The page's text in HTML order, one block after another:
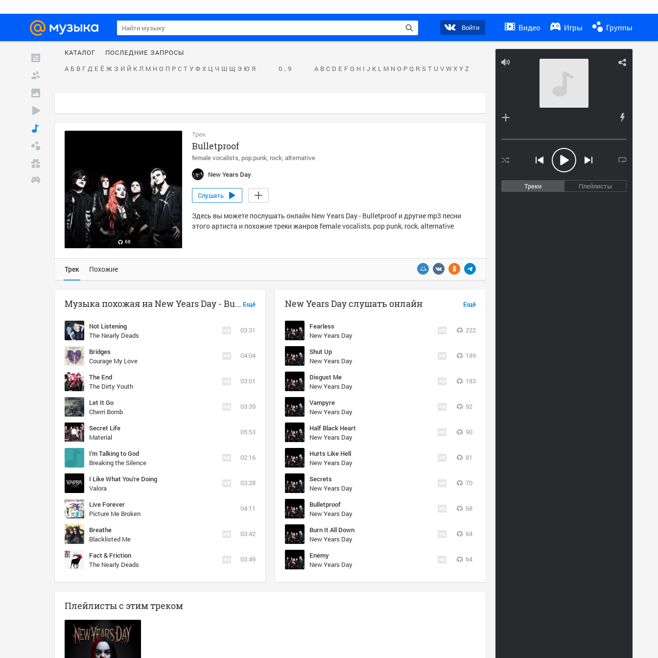
Войти Видео Игры Группы
Треки Плейлисты
КАТАЛОГ
ПОСЛЕДНИЕ ЗАПРОСЫ
А Б В Г Д Е Ё Ж З И Й К Л М Н О П Р С Т У Ф Х Ц Ч Ш Щ Э Ю Я 0 .. 9 A B C D E F G H I J K L M N O P Q R S T U V W X Y Z
68
Трек
Bulletproof
female vocalists pop punk rock alternative
New Years Day
Слушать
Здесь вы можете послушать онлайн New Years Day - Bulletproof и другие mp3 песни
этого артиста и похожие треки жанров female vocalists, pop punk, rock, alternative
Трек Похожие
Ещё
Музыка похожая на New Years Day - Bulletproof
Not Listening
The Nearly Deads
03:31
Bridges
Courage My Love
04:04
The End
The Dirty Youth
03:01
Let It Go
Cherri Bomb
03:39
Secret Life
Material
05:53
I'm Talking to God
Breaking the Silence
02:16
I Like What You're Doing
Valora
03:28
Live Forever
Picture Me Broken
04:11
Breathe
Blacklisted Me
03:42
Fact & Friction
The Nearly Deads
03:49
Ещё
New Years Day слушать онлайн
Fearless
New Years Day
222
Shut Up
New Years Day
189
Disgust Me
New Years Day
183
Vampyre
New Years Day
92
Half Black Heart
New Years Day
90
Hurts Like Hell
New Years Day
81
Secrets
New Years Day
70
Bulletproof
New Years Day
68
Burn It All Down
New Years Day
64
Enemy
New Years Day
64
Плейлисты с этим треком